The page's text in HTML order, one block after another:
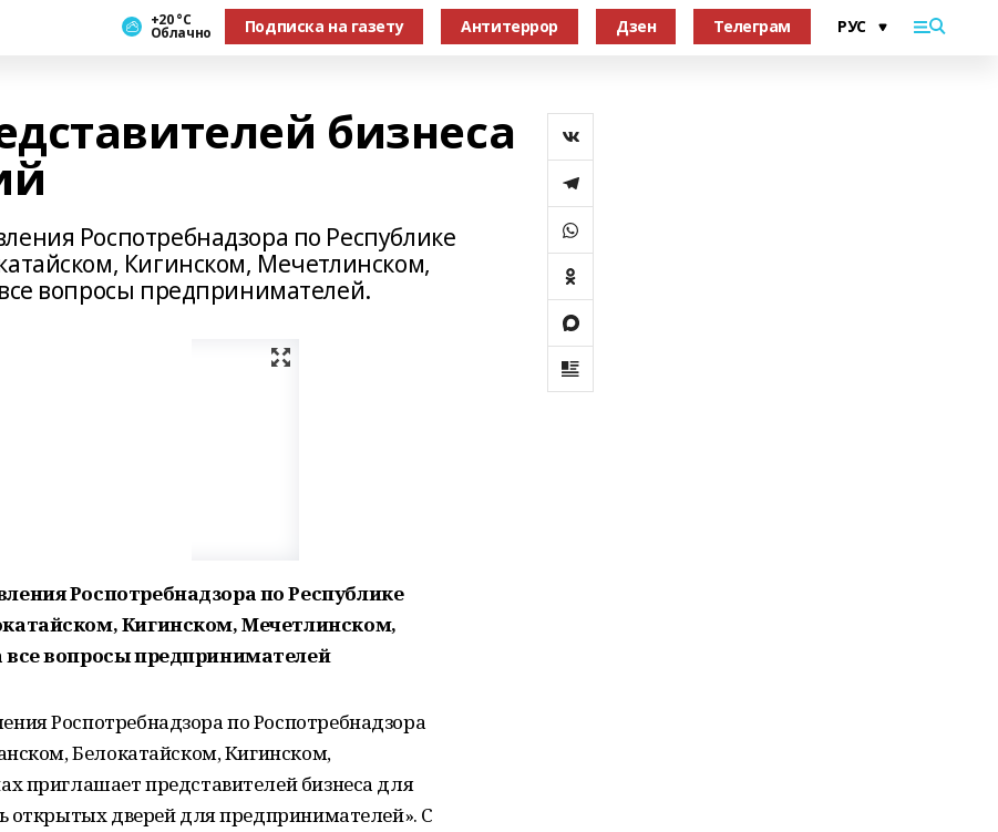
+20 °С
Облачно Подписка на газету Антитеррор Дзен Телеграм
бизнеса
Роспотребнадзора по Республике
Кигинском, Мечетлинском,
вопросы предпринимателей.
Роспотребнадзора по Республике
Кигинском, Мечетлинском,
все вопросы предпринимателей
Роспотребнадзора по Роспотребнадзора
Белокатайском, Кигинском,
приглашает представителей бизнеса для
открытых дверей для предпринимателей». С